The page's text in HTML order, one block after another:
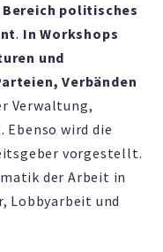
politisches
. In Workshops
und
Verbänden
Verwaltung,
wird die
vorgestellt.
der Arbeit in
Lobbyarbeit und